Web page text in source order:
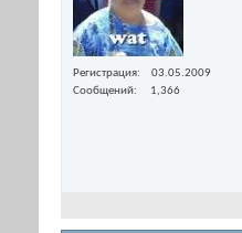
Регистрация
03.05.2009
Сообщений
1,366